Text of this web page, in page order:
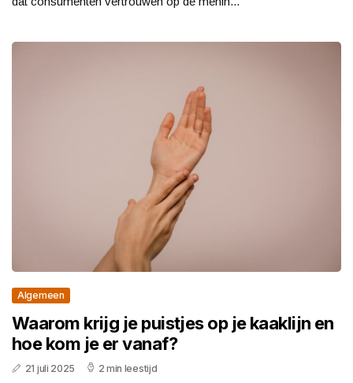
Algemeen
Waarom krijg je puistjes op je kaaklijn en
hoe kom je er vanaf?
21 juli 2025 2 min leestijd